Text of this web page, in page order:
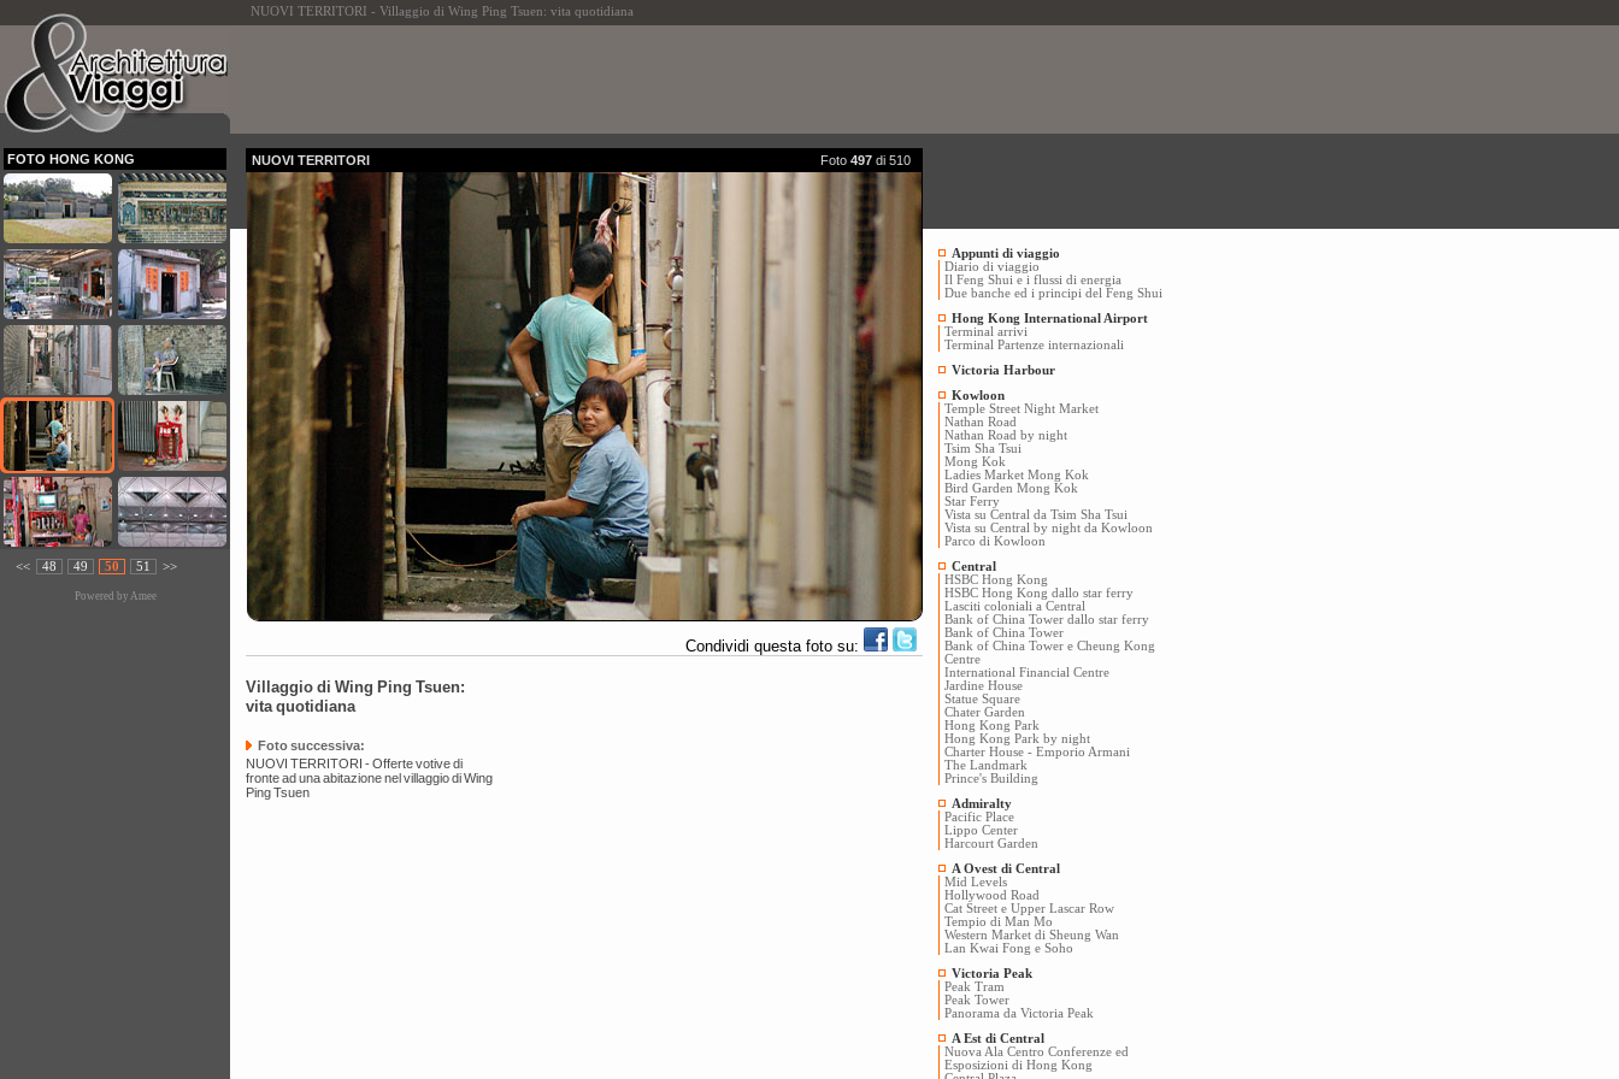
NUOVI TERRITORI - Villaggio di Wing Ping Tsuen: vita quotidiana
FOTO HONG KONG
<< 48 49 50 51 >>
Powered by Amee
NUOVI TERRITORI Foto 497 di 510
Condividi questa foto su:
Villaggio di Wing Ping Tsuen:
vita quotidiana
Foto successiva:
NUOVI TERRITORI - Offerte votive di
fronte ad una abitazione nel villaggio di Wing
Ping Tsuen
Appunti di viaggio
Diario di viaggio
Il Feng Shui e i flussi di energia
Due banche ed i principi del Feng Shui
Hong Kong International Airport
Terminal arrivi
Terminal Partenze internazionali
Victoria Harbour
Kowloon
Temple Street Night Market
Nathan Road
Nathan Road by night
Tsim Sha Tsui
Mong Kok
Ladies Market Mong Kok
Bird Garden Mong Kok
Star Ferry
Vista su Central da Tsim Sha Tsui
Vista su Central by night da Kowloon
Parco di Kowloon
Central
HSBC Hong Kong
HSBC Hong Kong dallo star ferry
Lasciti coloniali a Central
Bank of China Tower dallo star ferry
Bank of China Tower
Bank of China Tower e Cheung Kong
Centre
International Financial Centre
Jardine House
Statue Square
Chater Garden
Hong Kong Park
Hong Kong Park by night
Charter House - Emporio Armani
The Landmark
Prince's Building
Admiralty
Pacific Place
Lippo Center
Harcourt Garden
A Ovest di Central
Mid Levels
Hollywood Road
Cat Street e Upper Lascar Row
Tempio di Man Mo
Western Market di Sheung Wan
Lan Kwai Fong e Soho
Victoria Peak
Peak Tram
Peak Tower
Panorama da Victoria Peak
A Est di Central
Nuova Ala Centro Conferenze ed
Esposizioni di Hong Kong